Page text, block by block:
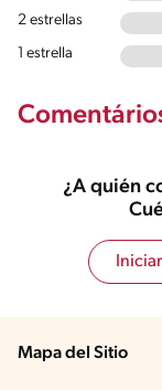
2 estrellas
1 estrella
¿A quién
Mapa del Sitio